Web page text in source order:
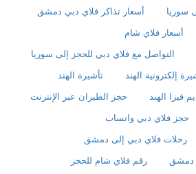
سوريا
أسعار تذاكر فلاي دبي دمشق
أسعار فلاي شام
التواصل مع فلاي دبي للحجز إلى سوريا
إلكترونية الهند
تأشيرة الهند
فيزا الهند
حجز الطيران عبر الإنترنت
حجز فلاي دبي واتساب
رحلات فلاي دبي إلى دمشق
دمشق
رقم فلاي شام للحجز